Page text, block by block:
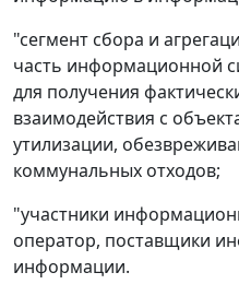
"сегмент сбора и
часть информационной
для получения
взаимодействия с
утилизации,
коммунальных отходов;
"участники
оператор, поставщики
информации.